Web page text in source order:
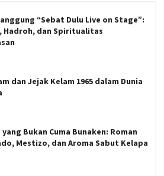
“Sebat Dulu Live on Stage”:
Hadroh, dan Spiritualitas
dan Jejak Kelam 1965 dalam Dunia
yang Bukan Cuma Bunaken: Roman
Mestizo, dan Aroma Sabut Kelapa